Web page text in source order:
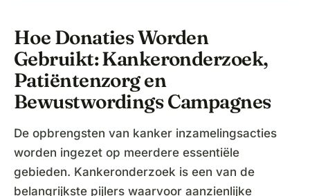
Hoe Donaties Worden
Gebruikt: Kankeronderzoek,
Patiëntenzorg en
Bewustwordings Campagnes
De opbrengsten van kanker inzamelingsacties
worden ingezet op meerdere essentiële
gebieden. Kankeronderzoek is een van de
belangrijkste pijlers waarvoor aanzienlijke